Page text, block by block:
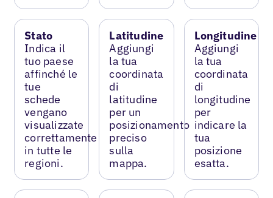
Stato
Indica il
tuo paese
affinché le
tue
schede
vengano
visualizzate
correttamente
in tutte le
regioni.
Latitudine
Aggiungi
la tua
coordinata
di
latitudine
per un
posizionamento
preciso
sulla
mappa.
Longitudine
Aggiungi
la tua
coordinata
di
longitudine
per
indicare la
tua
posizione
esatta.